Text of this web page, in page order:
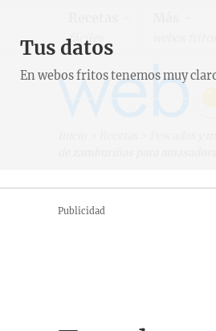
fáciles
Publicidad
Tus datos
En webos fritos tenemos muy